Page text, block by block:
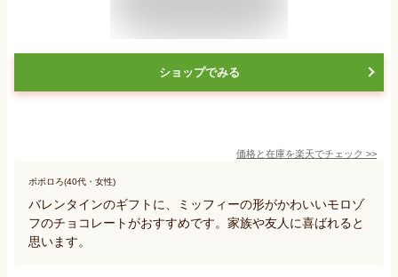
ショップでみる
価格と在庫を楽天でチェック >>
ポポロろ(40代・女性)
バレンタインのギフトに、ミッフィーの形がかわいいモロゾ
フのチョコレートがおすすめです。家族や友人に喜ばれると
思います。